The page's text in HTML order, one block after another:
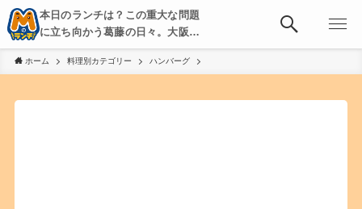
本日のランチは？この重大な問題
に立ち向かう葛藤の日々。大阪・
京都・神戸を中心とした食べ歩
き、飲み歩きを綴る。
ホーム 料理別カテゴリー ハンバーグ